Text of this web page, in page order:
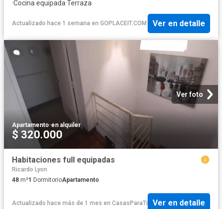
·Cocina equipada·Terraza
Actualizado hace 1 semana en GOPLACEIT.COM Ver en detalle
Ver foto
Apartamento·en alquiler
$ 320.000
Habitaciones full equipadas
Ricardo Lyon
48 m²1 DormitorioApartamento
Actualizado hace más de 1 mes en CasasParaTi Ver en detalle